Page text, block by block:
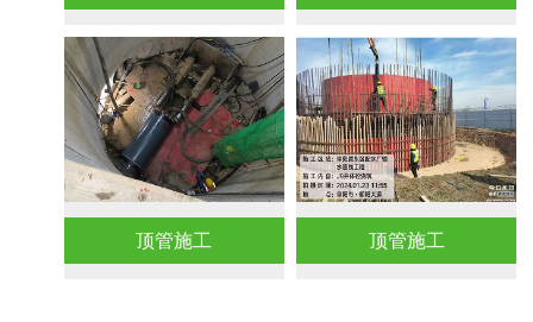
顶管施工 顶管施工